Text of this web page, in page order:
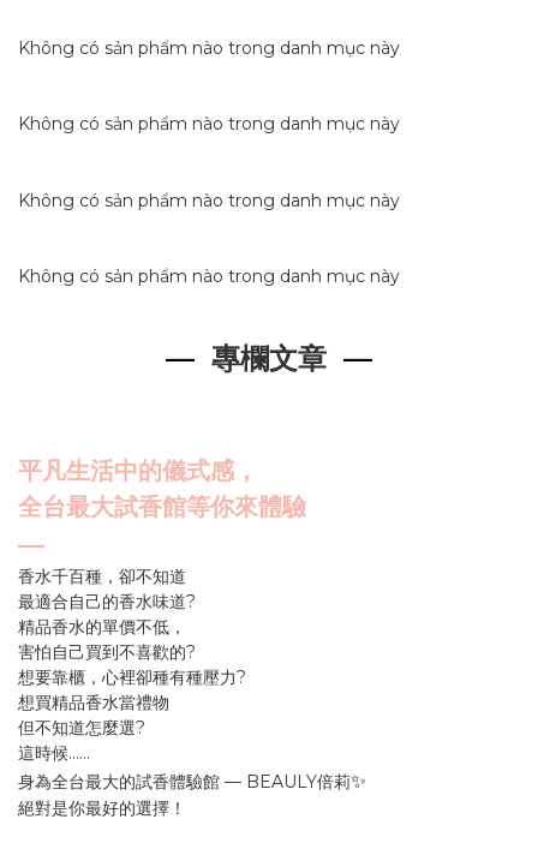
Không có sản phẩm nào trong danh mục này
Không có sản phẩm nào trong danh mục này
Không có sản phẩm nào trong danh mục này
Không có sản phẩm nào trong danh mục này
— 專欄文章 —
平凡生活中的儀式感，
全台最大試香館等你來體驗
—
香水千百種，卻不知道
最適合自己的香水味道?
精品香水的單價不低，
害怕自己買到不喜歡的?
想要靠櫃，心裡卻種有種壓力?
想買精品香水當禮物
但不知道怎麼選?
這時候……
身為全台最大的試香體驗館 — BEAULY倍莉✨
絕對是你最好的選擇！